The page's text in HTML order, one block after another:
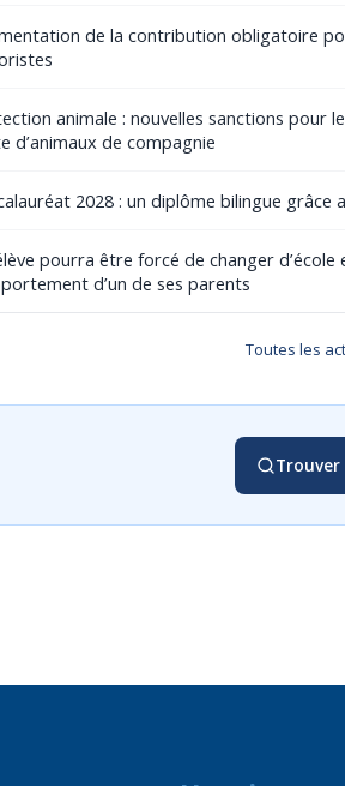
de la contribution obligatoire
animale : nouvelles sanctions pour
d’animaux de compagnie
2028 : un diplôme bilingue grâce
pourra être forcé de changer d’école
d’un de ses parents
Toutes les
Trouver